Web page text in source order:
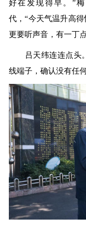
好在发现得早。”
代，“今天气温升高
更要听声音，有一丁
吕天纬连连点头。
线端子，确认没有任